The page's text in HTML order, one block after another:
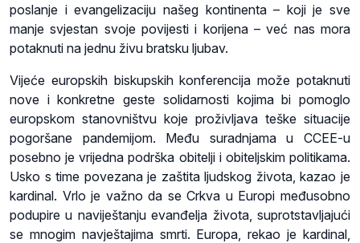
poslanje i evangelizaciju našeg kontinenta – koji je sve
manje svjestan svoje povijesti i korijena – već nas mora
potaknuti na jednu živu bratsku ljubav.
Vijeće europskih biskupskih konferencija može potaknuti
nove i konkretne geste solidarnosti kojima bi pomoglo
europskom stanovništvu koje proživljava teške situacije
pogoršane pandemijom. Među suradnjama u CCEE-u
posebno je vrijedna podrška obitelji i obiteljskim politikama.
Usko s time povezana je zaštita ljudskog života, kazao je
kardinal. Vrlo je važno da se Crkva u Europi međusobno
podupire u naviještanju evanđelja života, suprotstavljajući
se mnogim navještajima smrti. Europa, rekao je kardinal,